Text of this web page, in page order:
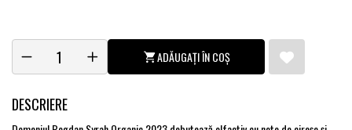
ADĂUGAȚI ÎN COȘ
DESCRIERE